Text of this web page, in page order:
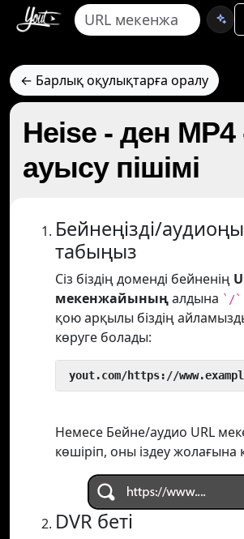
← Барлық оқулықтарға оралу
Heise - ден MP4
ауысу пішімі
Бейнеңізді/
табыңыз
Сіз біздің доменді бейненің
мекенжайыныңалдына `/`
қою арқылы біздің
көруге болады:
yout.com/https://
Немесе Бейне/аудио URL
көшіріп, оны іздеу
DVR беті